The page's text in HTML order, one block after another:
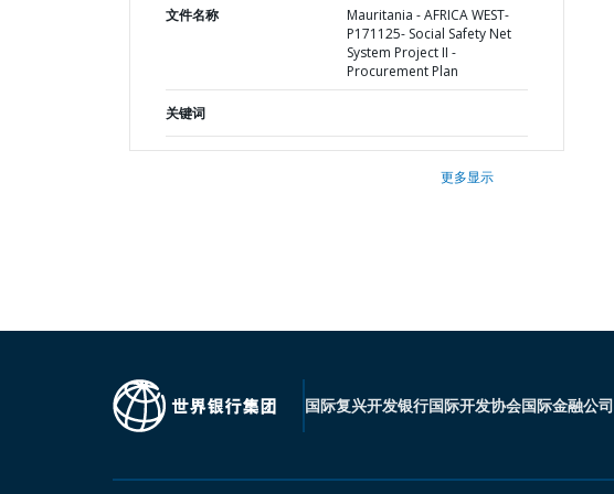
文件名称
Mauritania - AFRICA WEST-
P171125- Social Safety Net
System Project II -
Procurement Plan
关键词
更多显示
国际复兴开发银行国际开发协会国际金融公司